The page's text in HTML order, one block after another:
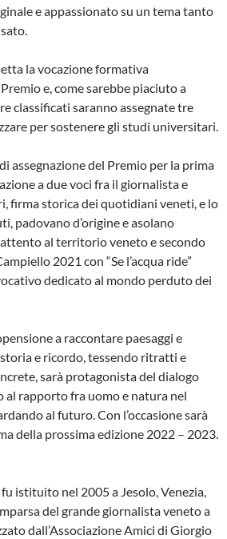
e appassionato su un tema tanto
la vocazione formativa
e, come sarebbe piaciuto a
classificati saranno assegnate tre
per sostenere gli studi universitari.
assegnazione del Premio per la prima
a due voci fra il giornalista e
firma storica dei quotidiani veneti, e lo
padovano d’origine e asolano
attento al territorio veneto e secondo
2021 con “Se l’acqua ride”
dedicato al mondo perduto dei
a raccontare paesaggi e
e ricordo, tessendo ritratti e
sarà protagonista del dialogo
rapporto fra uomo e natura nel
al futuro. Con l’occasione sarà
della prossima edizione 2022 – 2023.
istituito nel 2005 a Jesolo, Venezia,
del grande giornalista veneto a
dall’Associazione Amici di Giorgio